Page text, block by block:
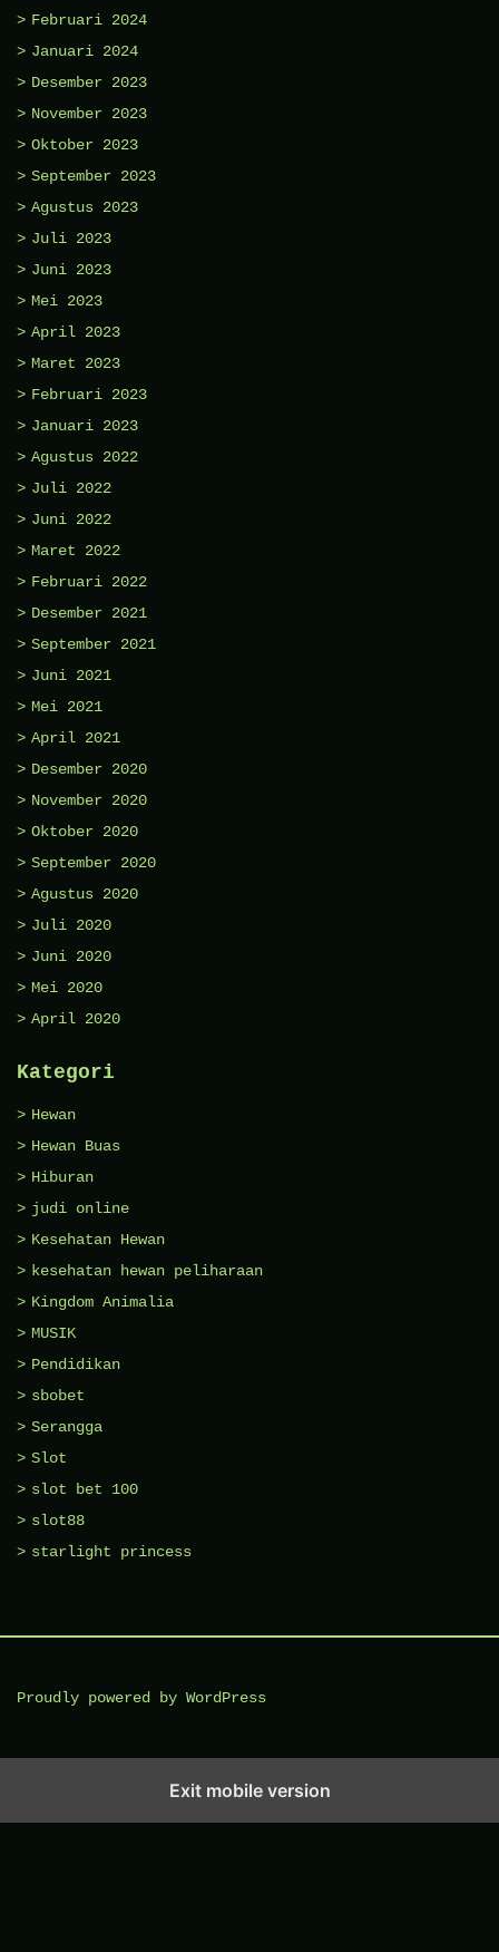
Februari 2024
Januari 2024
Desember 2023
November 2023
Oktober 2023
September 2023
Agustus 2023
Juli 2023
Juni 2023
Mei 2023
April 2023
Maret 2023
Februari 2023
Januari 2023
Agustus 2022
Juli 2022
Juni 2022
Maret 2022
Februari 2022
Desember 2021
September 2021
Juni 2021
Mei 2021
April 2021
Desember 2020
November 2020
Oktober 2020
September 2020
Agustus 2020
Juli 2020
Juni 2020
Mei 2020
April 2020
Kategori
Hewan
Hewan Buas
Hiburan
judi online
Kesehatan Hewan
kesehatan hewan peliharaan
Kingdom Animalia
MUSIK
Pendidikan
sbobet
Serangga
Slot
slot bet 100
slot88
starlight princess
Proudly powered by WordPress
Exit mobile version